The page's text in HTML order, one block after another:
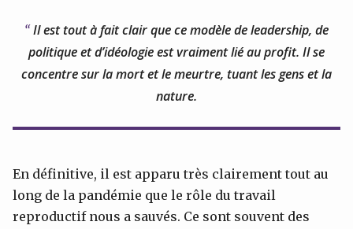
Il est tout à fait clair que ce modèle de leadership, de
politique et d’idéologie est vraiment lié au profit. Il se
concentre sur la mort et le meurtre, tuant les gens et la
nature.
En définitive, il est apparu très clairement tout au
long de la pandémie que le rôle du travail
reproductif nous a sauvés. Ce sont souvent des